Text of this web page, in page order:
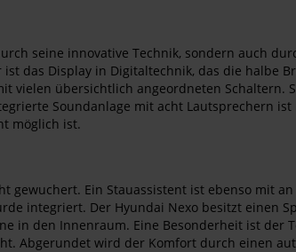
seine innovative Technik, sondern auch
das Display in Digitaltechnik, das die halbe
vielen übersichtlich angeordneten
Soundanlage mit acht Lautsprechern
möglich ist.
gewuchert. Ein Stauassistent ist ebenso mit
integriert. Der Hyundai Nexo besitzt
in den Innenraum. Eine Besonderheit ist
Abgerundet wird der Komfort durch einen